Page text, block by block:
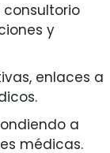
y
enlaces a
a
médicas.